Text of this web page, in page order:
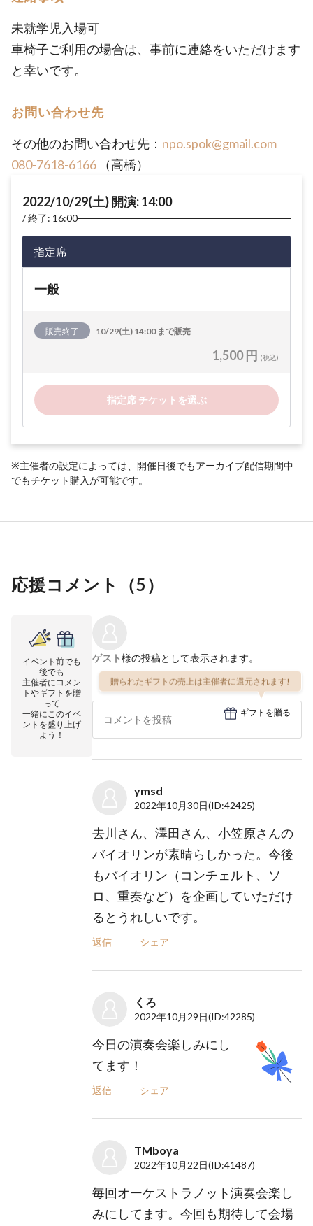
未就学児入場可
車椅子ご利用の場合は、事前に連絡をいただけます
と幸いです。
お問い合わせ先
その他のお問い合わせ先： npo.spok@gmail.com
080-7618-6166 （高橋）
2022/10/29(土) 開演: 14:00
終了: 16:00
指定席
一般
販売終了 10/29(土) 14:00 まで販売
1,500 円 (税込)
指定席 チケットを選ぶ
※主催者の設定によっては、開催日後でもアーカイブ配信期間中
でもチケット購入が可能です。
応援コメント（5 ）
イベント前でも
後でも
主催者にコメン
トやギフトを贈
って
一緒にこのイベ
ントを盛り上げ
よう！
ゲスト様の投稿として表示されます。
贈られたギフトの売上は主催者に還元されます!
ギフトを贈る
ymsd
2022年10月30日(ID:42425)
去川さん、澤田さん、小笠原さんの
バイオリンが素晴らしかった。今後
もバイオリン（コンチェルト、ソ
ロ、重奏など）を企画していただけ
るとうれしいです。
返信 シェア
くろ
2022年10月29日(ID:42285)
今日の演奏会楽しみにし
てます！
返信 シェア
TMboya
2022年10月22日(ID:41487)
毎回オーケストラノット演奏会楽し
みにしてます。今回も期待して会場